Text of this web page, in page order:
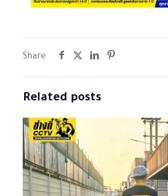
Share
Related posts